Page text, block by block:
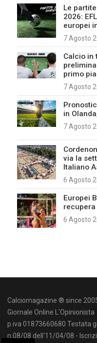
Le
2026:
europei
7 Agosto
Calcio in
primo
7 Agosto
in
7 Agosto
via la
Italiano
6 Agosto
Europei
recupera
6 Agosto
Calciomagazine ® since
Giornale Online L'Opinionista
p.iva 01873660680 Testata
n.08/08 dell'11/04/08 -